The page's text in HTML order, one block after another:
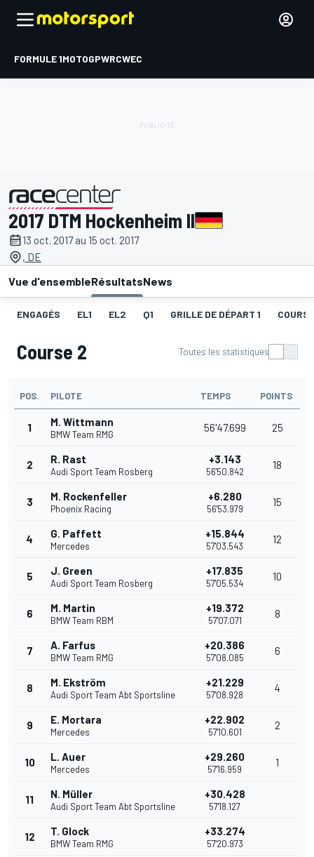
FORMULE 1MOTOGPWRCWEC
présenté par
2017 DTM Hockenheim II
13 oct. 2017 au 15 oct. 2017
, DE
Vue d'ensembleRésultatsNews
ENGAGÉS EL1 EL2 Q1 GRILLE DE DÉPART 1
Course 2 Toutes les statistiques
POS. PILOTE TEMPS POINTS
1 M. Wittmann
BMW Team RMG
56'47.699 25
2 R. Rast
Audi Sport Team Rosberg
+3.143
56'50.842
18
3 M. Rockenfeller
Phoenix Racing
+6.280
56'53.979
15
4 G. Paffett
Mercedes
+15.844
57'03.543
12
5 J. Green
Audi Sport Team Rosberg
+17.835
57'05.534
10
6 M. Martin
BMW Team RBM
+19.372
57'07.071
8
7 A. Farfus
BMW Team RMG
+20.386
57'08.085
6
8 M. Ekström
Audi Sport Team Abt Sportsline
+21.229
57'08.928
4
9 E. Mortara
Mercedes
+22.902
57'10.601
2
10 L. Auer
Mercedes
+29.260
57'16.959
1
11 N. Müller
Audi Sport Team Abt Sportsline
+30.428
57'18.127
12 T. Glock
BMW Team RMG
+33.274
57'20.973